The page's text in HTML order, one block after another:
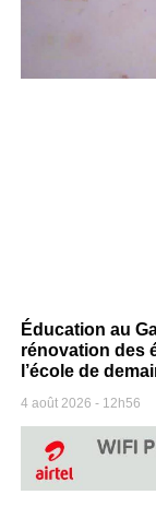
Éducation au
rénovation des
l’école de
4 août 2026 12h56